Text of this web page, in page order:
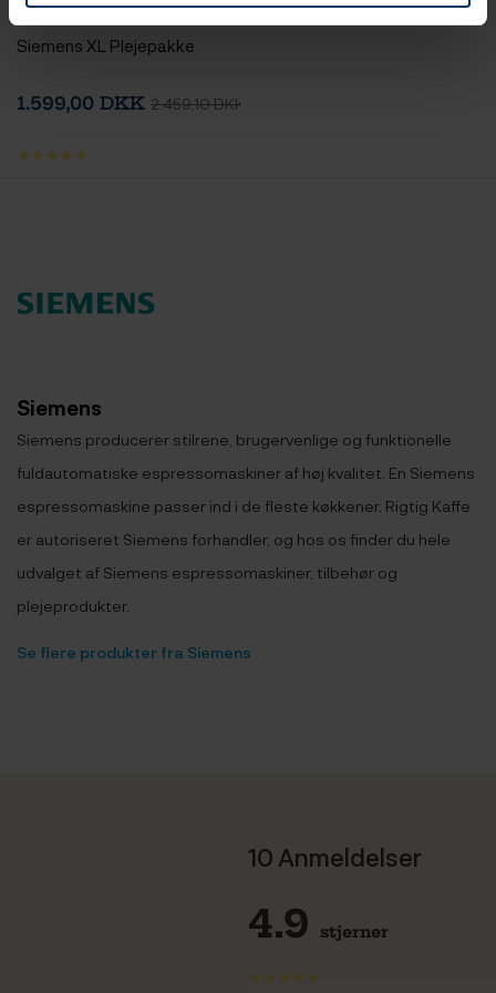
Siemens XL Plejepakke
1.599,00 DKK 2.459,10 DKK
Siemens
Siemens producerer stilrene, brugervenlige og funktionelle
fuldautomatiske espressomaskiner af høj kvalitet. En Siemens
espressomaskine passer ind i de fleste køkkener. Rigtig Kaffe
er autoriseret Siemens forhandler, og hos os finder du hele
udvalget af Siemens espressomaskiner, tilbehør og
plejeprodukter.
Se flere produkter fra Siemens
10 Anmeldelser
4.9 stjerner